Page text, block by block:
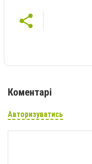
Коментарі
Авторизуватись